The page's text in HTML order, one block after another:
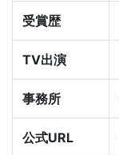
受賞歴
TV出演
事務所
公式URL